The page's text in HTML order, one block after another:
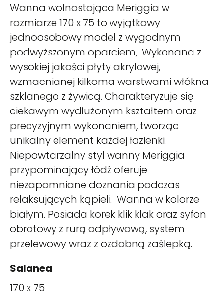
Wanna wolnostojąca Meriggia w
rozmiarze 170 x 75 to wyjątkowy
jednoosobowy model z wygodnym
podwyższonym oparciem, Wykonana z
wysokiej jakości płyty akrylowej,
wzmacnianej kilkoma warstwami włókna
szklanego z żywicą. Charakteryzuje się
ciekawym wydłużonym kształtem oraz
precyzyjnym wykonaniem, tworząc
unikalny element każdej łazienki.
Niepowtarzalny styl wanny Meriggia
przypominający łódź oferuje
niezapomniane doznania podczas
relaksujących kąpieli. Wanna w kolorze
białym. Posiada korek klik klak oraz syfon
obrotowy z rurą odpływową, system
przelewowy wraz z ozdobną zaślepką.
Salanea
170 x 75